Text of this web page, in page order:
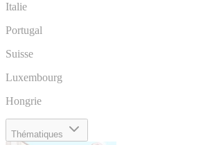
Italie
Portugal
Suisse
Luxembourg
Hongrie
Thématiques